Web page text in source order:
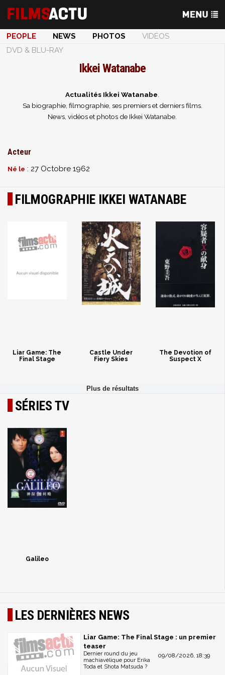
PEOPLE NEWS PHOTOS
VIDÉOS
DVD & BLU-RAY
Ikkei Watanabe
Actualités Ikkei Watanabe
Sa biographie, filmographie, ses premiers et derniers films.
News, vidéos et photos de Ikkei Watanabe.
Acteur
Né le : 27 Octobre 1962
FILMOGRAPHIE IKKEI WATANABE
Liar Game: The
Final Stage
Castle Under
Fiery Skies
The Devotion of
Suspect X
SÉRIES TV
Galileo
LES DERNIÈRES NEWS
Liar Game: The Final Stage : un premier
teaser
09/08/2026, 18:39
Dernier round du jeu
machiavélique pour Erika
Toda et Shota Matsuda ?